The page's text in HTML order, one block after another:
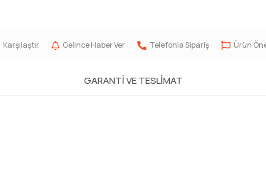
Karşılaştır Gelince Haber Ver Telefonla Sipariş Ürün
GARANTI VE TESLIMAT